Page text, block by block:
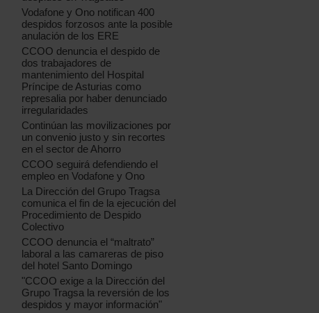
Vodafone y Ono notifican 400
despidos forzosos ante la posible
anulación de los ERE
CCOO denuncia el despido de
dos trabajadores de
mantenimiento del Hospital
Príncipe de Asturias como
represalia por haber denunciado
irregularidades
Continúan las movilizaciones por
un convenio justo y sin recortes
en el sector de Ahorro
CCOO seguirá defendiendo el
empleo en Vodafone y Ono
La Dirección del Grupo Tragsa
comunica el fin de la ejecución del
Procedimiento de Despido
Colectivo
CCOO denuncia el “maltrato”
laboral a las camareras de piso
del hotel Santo Domingo
"CCOO exige a la Dirección del
Grupo Tragsa la reversión de los
despidos y mayor información"